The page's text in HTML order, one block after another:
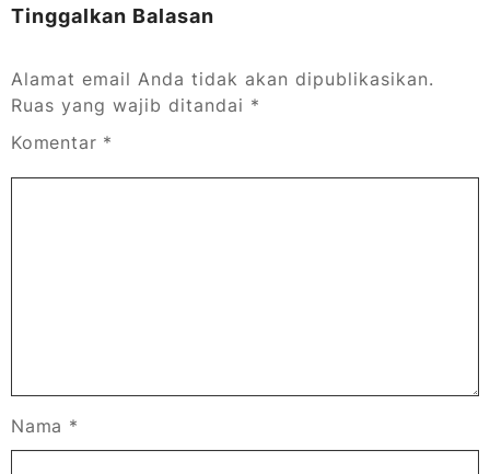
Tinggalkan Balasan
Alamat email Anda tidak akan dipublikasikan.
Ruas yang wajib ditandai *
Komentar *
Nama *